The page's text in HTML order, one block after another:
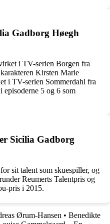
Gadborg Høegh
i TV-serien Borgen fra
Kirsten Marie
i TV-serien Sommerdahl fra
5 og 6 som
Sicilia Gadborg
sit talent som skuespiller, og
Reumerts Talentpris og
pris i 2015.
Ørum-Hansen • Benedikte